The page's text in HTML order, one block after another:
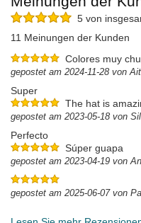
5 von
11 Meinungen der Kunden
Colores muy
gepostet am 2024-11-28 von
Super
The hat is
gepostet am 2023-05-18 von
Perfecto
Súper guapa
gepostet am 2023-04-19 von
gepostet am 2025-06-07 von